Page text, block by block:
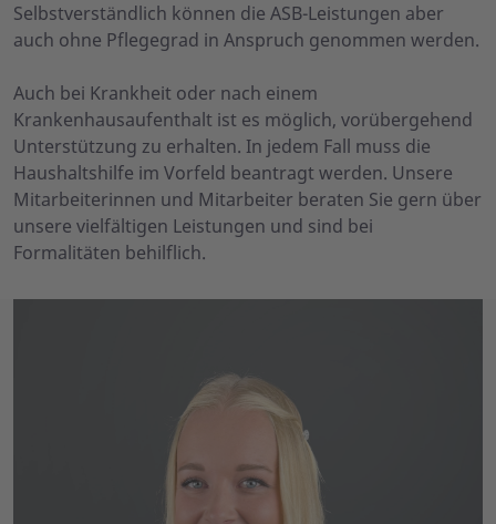
Selbstverständlich können die ASB-Leistungen aber
auch ohne Pflegegrad in Anspruch genommen werden.
Auch bei Krankheit oder nach einem
Krankenhausaufenthalt ist es möglich, vorübergehend
Unterstützung zu erhalten. In jedem Fall muss die
Haushaltshilfe im Vorfeld beantragt werden. Unsere
Mitarbeiterinnen und Mitarbeiter beraten Sie gern über
unsere vielfältigen Leistungen und sind bei
Formalitäten behilflich.